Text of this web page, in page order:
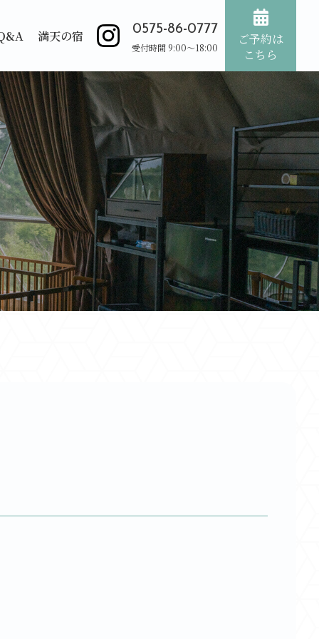
満天の宿 0575-86-0777
受付時間 9:00～18:00
ご予約は
こちら